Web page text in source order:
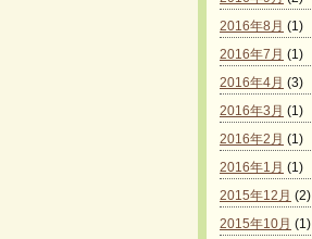
2016年8月 (1)
2016年7月 (1)
2016年4月 (3)
2016年3月 (1)
2016年2月 (1)
2016年1月 (1)
2015年12月 (2)
2015年10月 (1)